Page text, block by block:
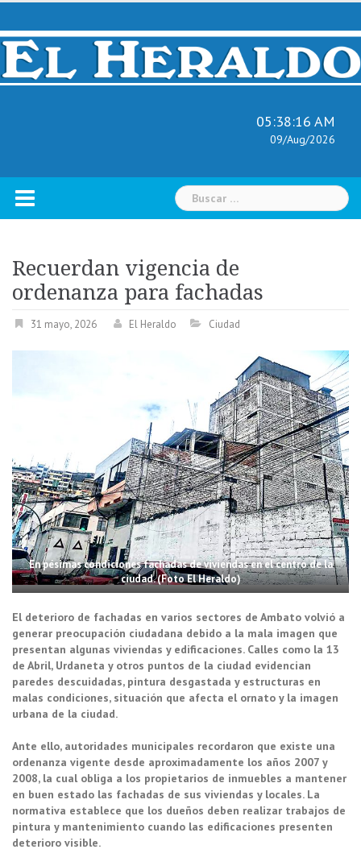
Skip
content
05:38:17 AM
09/Aug/2026
Buscar:
Recuerdan vigencia de
ordenanza para fachadas
31 mayo, 2026 El Heraldo Ciudad
En pésimas condiciones fachadas de viviendas en el centro de la
ciudad. (Foto El Heraldo)
El deterioro de fachadas en varios sectores de Ambato volvió a
generar preocupación ciudadana debido a la mala imagen que
presentan algunas viviendas y edificaciones. Calles como la 13
de Abril, Urdaneta y otros puntos de la ciudad evidencian
paredes descuidadas, pintura desgastada y estructuras en
malas condiciones, situación que afecta el ornato y la imagen
urbana de la ciudad.
Ante ello, autoridades municipales recordaron que existe una
ordenanza vigente desde aproximadamente los años 2007 y
2008, la cual obliga a los propietarios de inmuebles a mantener
en buen estado las fachadas de sus viviendas y locales. La
normativa establece que los dueños deben realizar trabajos de
pintura y mantenimiento cuando las edificaciones presenten
deterioro visible.